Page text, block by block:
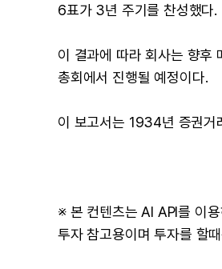
6표가 3년 주기를 찬성했다.
이 결과에 따라 회사는 향후
총회에서 진행될 예정이다.
이 보고서는 1934년 증권
※ 본 컨텐츠는 AI API를 이
투자 참고용이며 투자를 할